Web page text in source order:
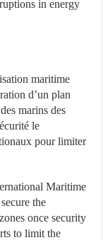
in energy
maritime
d’un plan
marins des
le
pour limiter
Maritime
the
once security
to limit the